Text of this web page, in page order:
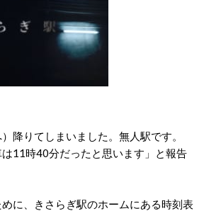
降りてしまいました。無人駅です。
は11時40分だったと思います」と報告
に、きさらぎ駅のホームにある時刻表